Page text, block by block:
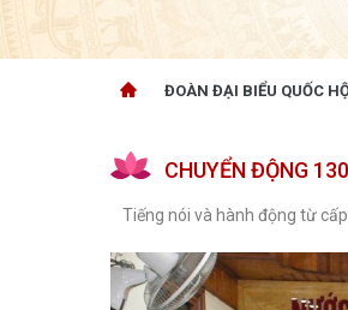
ĐOÀN ĐẠI BIỂU QUỐC
Tin hoạt động
Tài liệu giám sát, khảo sát
CHUYỂN ĐỘNG 130
Tiếng nói và hành động từ